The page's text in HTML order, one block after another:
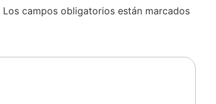
Los campos obligatorios están marcados